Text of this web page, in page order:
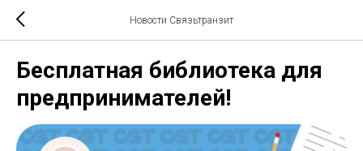
Новости Связьтранзит
Бесплатная библиотека для
предпринимателей!